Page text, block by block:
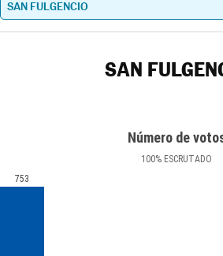
SAN
Número de
100% ESCRUTADO
753